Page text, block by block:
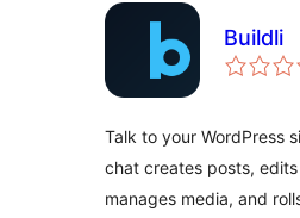
Buildli
Talk to your WordPress
chat creates posts,
manages media, and